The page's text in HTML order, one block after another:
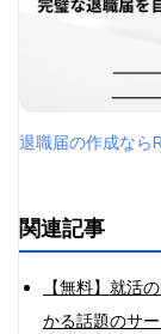
退職届の作成なら
関連記事
【無料】就活
かる話題のサ